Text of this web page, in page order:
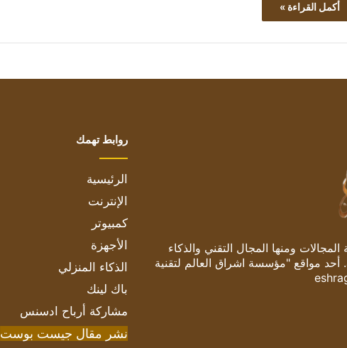
أكمل القراءة »
ومنها المجال التقني والذكاء
أحد مواقع "مؤسسة اشراق العالم لتقنية
روابط تهمك
الرئيسية
الإنترنت
كمبيوتر
الأجهزة
الذكاء المنزلي
باك لينك
مشاركة أرباح ادسنس
نشر مقال جيست بوست